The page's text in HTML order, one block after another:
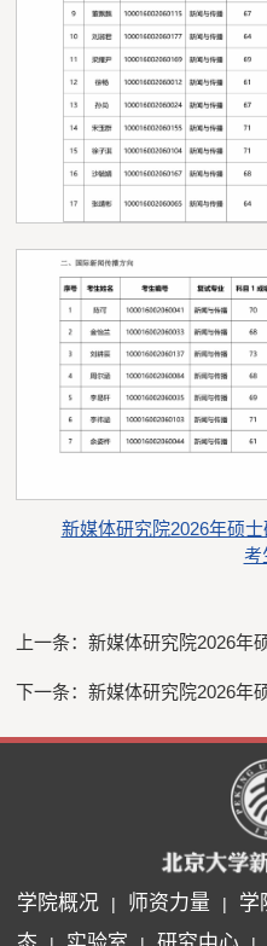
新媒体研究院2026年硕
考
上一条：新媒体研究院2026年
下一条：新媒体研究院2026年
学院概况 | 师资力量 | 学